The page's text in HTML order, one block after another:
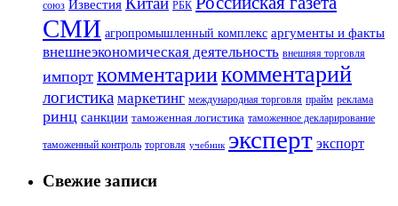
союз Известия РБК
СМИ агропромышленный комплекс аргументы и факты
внешнеэкономическая деятельность внешняя торговля
импорт комментариикомментарий
логистика маркетинг международная торговля прайм реклама
ринц санкции таможенная логистика таможенное декларирование
таможенный контроль торговля учебник эксперт экспорт
Свежие записи